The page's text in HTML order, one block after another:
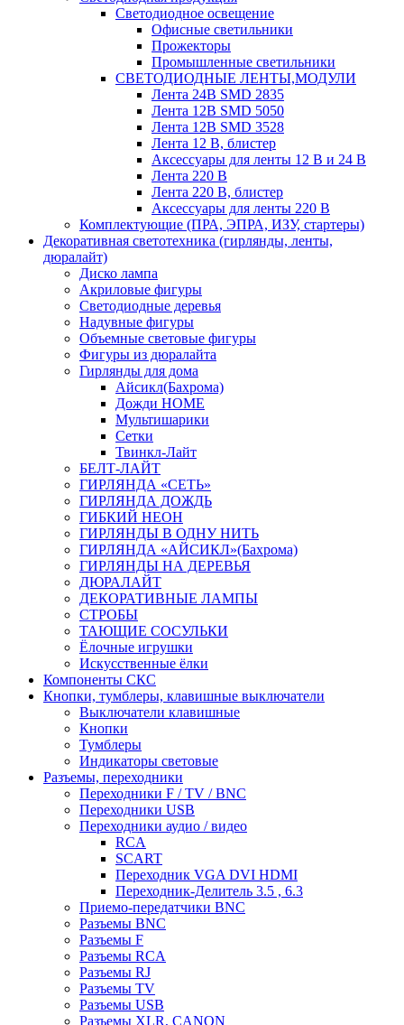
Светодиодное освещение
Офисные светильники
Прожекторы
Промышленные светильники
СВЕТОДИОДНЫЕ ЛЕНТЫ,МОДУЛИ
Лента 24В SMD 2835
Лента 12В SMD 5050
Лента 12В SMD 3528
Лента 12 В, блистер
Аксессуары для ленты 12 В и 24 В
Лента 220 В
Лента 220 В, блистер
Аксессуары для ленты 220 В
Комплектующие (ПРА, ЭПРА, ИЗУ, стартеры)
Декоративная светотехника (гирлянды, ленты,
дюралайт)
Диско лампа
Акриловые фигуры
Светодиодные деревья
Надувные фигуры
Объемные световые фигуры
Фигуры из дюралайта
Гирлянды для дома
Айсикл(Бахрома)
Дожди HOME
Мультишарики
Сетки
Твинкл-Лайт
БЕЛТ-ЛАЙТ
ГИРЛЯНДА «СЕТЬ»
ГИРЛЯНДА ДОЖДЬ
ГИБКИЙ НЕОН
ГИРЛЯНДЫ В ОДНУ НИТЬ
ГИРЛЯНДА «АЙСИКЛ»(Бахрома)
ГИРЛЯНДЫ НА ДЕРЕВЬЯ
ДЮРАЛАЙТ
ДЕКОРАТИВНЫЕ ЛАМПЫ
СТРОБЫ
ТАЮЩИЕ СОСУЛЬКИ
Ёлочные игрушки
Искусственные ёлки
Компоненты СКС
Кнопки, тумблеры, клавишные выключатели
Выключатели клавишные
Кнопки
Тумблеры
Индикаторы световые
Разъемы, переходники
Переходники F / TV / BNC
Переходники USB
Переходники аудио / видео
RCA
SCART
Переходник VGA DVI HDMI
Переходник-Делитель 3.5 , 6.3
Приемо-передатчики BNC
Разъемы BNC
Разъемы F
Разъемы RCA
Разъемы RJ
Разъемы TV
Разъемы USB
Разъемы XLR, CANON